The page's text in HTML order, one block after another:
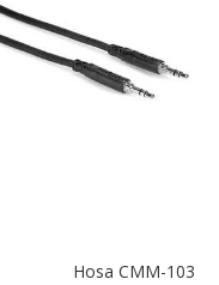
Hosa CMM-103